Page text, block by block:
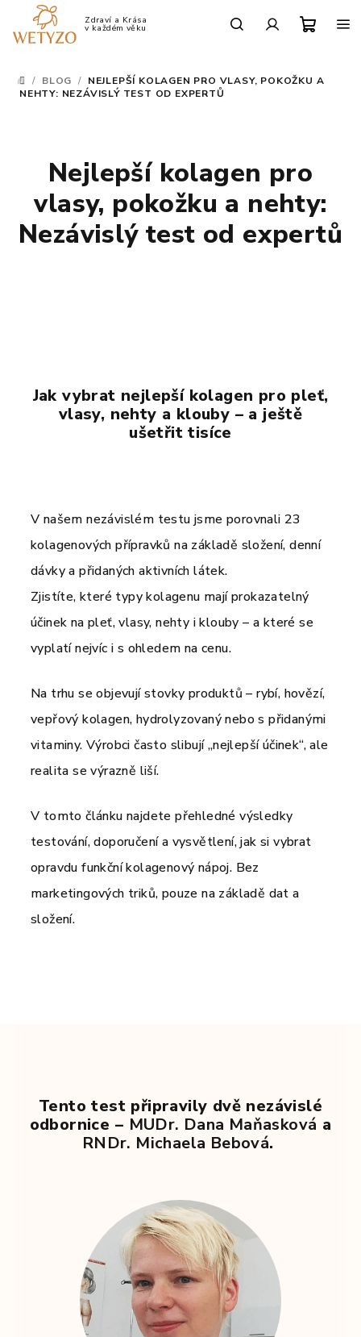
obsah
DOMŮ
/ BLOG / NEJLEPŠÍ KOLAGEN PRO VLASY, POKOŽKU A
NEHTY: NEZÁVISLÝ TEST OD EXPERTŮ
Nejlepší kolagen pro
vlasy, pokožku a nehty:
Nezávislý test od expertů
Jak vybrat nejlepší kolagen pro pleť,
vlasy, nehty a klouby – a ještě
ušetřit tisíce
V našem nezávislém testu jsme porovnali 23
kolagenových přípravků na základě složení, denní
dávky a přidaných aktivních látek.
Zjistíte, které typy kolagenu mají prokazatelný
účinek na pleť, vlasy, nehty i klouby – a které se
vyplatí nejvíc i s ohledem na cenu.
Na trhu se objevují stovky produktů – rybí, hovězí,
vepřový kolagen, hydrolyzovaný nebo s přidanými
vitaminy. Výrobci často slibují „nejlepší účinek“, ale
realita se výrazně liší.
V tomto článku najdete přehledné výsledky
testování, doporučení a vysvětlení, jak si vybrat
opravdu funkční kolagenový nápoj. Bez
marketingových triků, pouze na základě dat a
složení.
Tento test připravily dvě nezávislé
odbornice – MUDr. Dana Maňasková a
RNDr. Michaela Bebová.